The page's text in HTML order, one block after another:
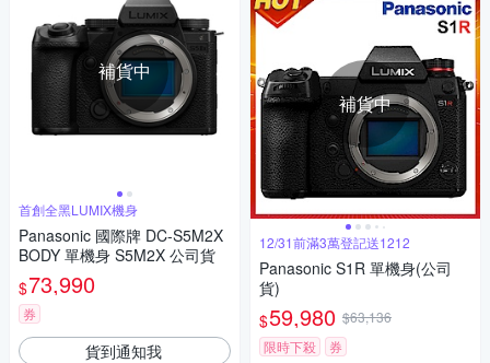
補貨中
首創全黑LUMIX機身
Panasonic 國際牌 DC-S5M2X
BODY 單機身 S5M2X 公司貨
$73,990
券
貨到通知我
補貨中
12/31前滿3萬登記送1212
Panasonic S1R 單機身(公司
貨)
$59,980 $63,136
限時下殺
券